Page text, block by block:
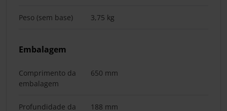
Peso (sem base) 3,75 kg
Embalagem
Comprimento da
embalagem
650 mm
Profundidade da
188 mm